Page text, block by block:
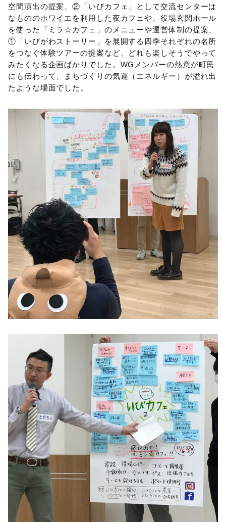
空間演出の提案、②「いびカフェ」として交流センターは
なもののホワイエを利用した夜カフェや、役場玄関ホール
を使った「ミラ☆カフェ」のメニューや運営体制の提案、
①「いびがわストーリー」を展開する四季それぞれの名所
をつなぐ体験ツアーの提案など、どれも楽しそうでやって
みたくなる企画ばかりでした。WGメンバーの熱意が町民
にも伝わって、まちづくりの気運（エネルギー）が溢れ出
たような場面でした。